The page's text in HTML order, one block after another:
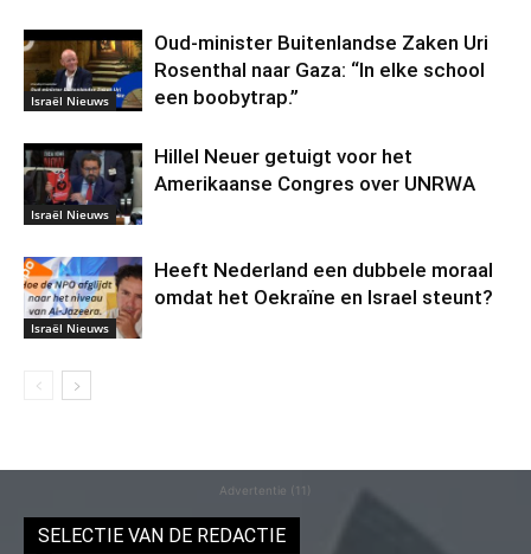
Israël Nieuws
Oud-minister Buitenlandse Zaken Uri
Rosenthal naar Gaza: “In elke school
een boobytrap.”
Israël Nieuws
Hillel Neuer getuigt voor het
Amerikaanse Congres over UNRWA
Israël Nieuws
Heeft Nederland een dubbele moraal
omdat het Oekraïne en Israel steunt?
Advertentie (11)
SELECTIE VAN DE REDACTIE